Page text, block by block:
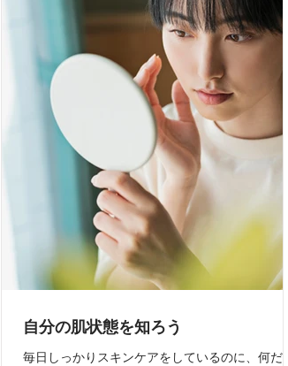
自分の肌状態を知ろう
毎日しっかりスキンケアをしているのに、何だか